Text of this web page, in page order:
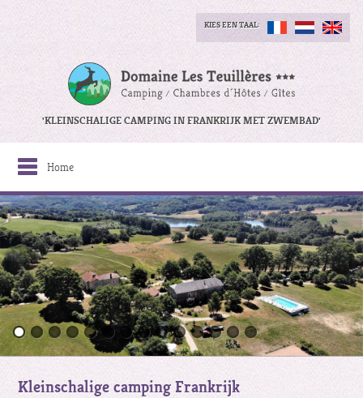
KIES EEN TAAL:
'KLEINSCHALIGE CAMPING IN FRANKRIJK MET ZWEMBAD'
Home
Kleinschalige camping Frankrijk